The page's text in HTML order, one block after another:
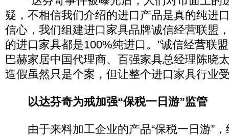
疑，不相信我们介绍的进口产品是真的纯进
信心，我们组建进口家具品牌诚信经营联盟
的进口家具都是100%纯进口。”诚信经营联
巴赫家居中国代理商、百强家具总经理陈晓
造假虽然只是个案，但让整个进口家具行业
以达芬奇为戒加强“保税一日游”监管
由于来料加工企业的产品“保税一日游”，